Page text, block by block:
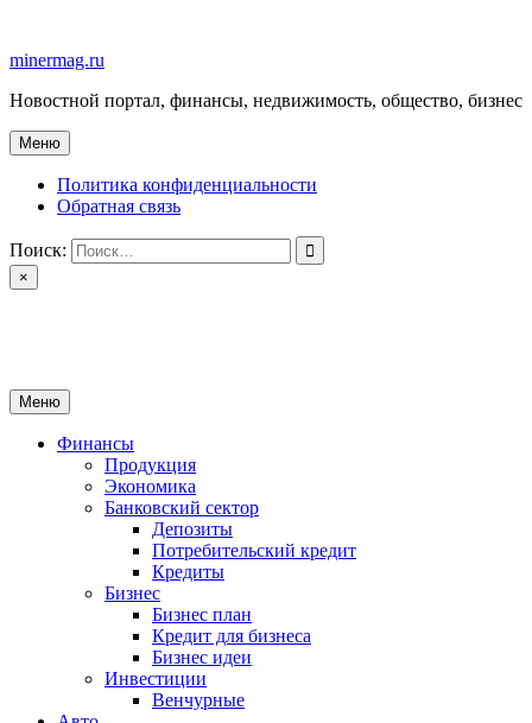
содержимому
minermag.ru
Новостной портал, финансы, недвижимость, общество, бизнес
Меню
Политика конфиденциальности
Обратная связь
Поиск:
×
Меню
Финансы
Продукция
Экономика
Банковский сектор
Депозиты
Потребительский кредит
Кредиты
Бизнес
Бизнес план
Кредит для бизнеса
Бизнес идеи
Инвестиции
Венчурные